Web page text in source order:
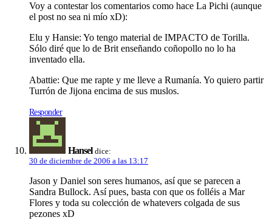
Voy a contestar los comentarios como hace La Pichi (aunque
el post no sea ni mío xD):
Elu y Hansie: Yo tengo material de IMPACTO de Torilla.
Sólo diré que lo de Brit enseñando coñopollo no lo ha
inventado ella.
Abattie: Que me rapte y me lleve a Rumanía. Yo quiero partir
Turrón de Jijona encima de sus muslos.
Responder
Hansel dice:
30 de diciembre de 2006 a las 13:17
Jason y Daniel son seres humanos, así que se parecen a
Sandra Bullock. Así pues, basta con que os folléis a Mar
Flores y toda su colección de whatevers colgada de sus
pezones xD